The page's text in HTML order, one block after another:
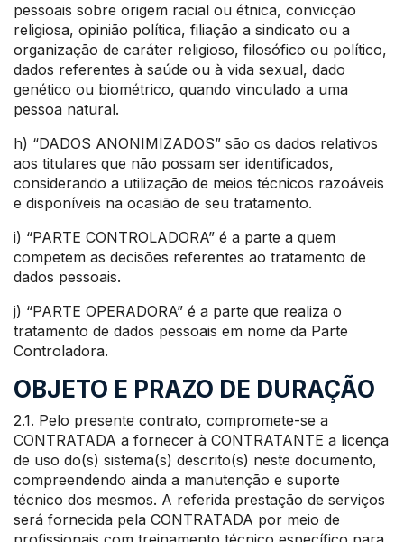
pessoais sobre origem racial ou étnica, convicção
religiosa, opinião política, filiação a sindicato ou a
organização de caráter religioso, filosófico ou político,
dados referentes à saúde ou à vida sexual, dado
genético ou biométrico, quando vinculado a uma
pessoa natural.
h) “DADOS ANONIMIZADOS” são os dados relativos
aos titulares que não possam ser identificados,
considerando a utilização de meios técnicos razoáveis
e disponíveis na ocasião de seu tratamento.
i) “PARTE CONTROLADORA” é a parte a quem
competem as decisões referentes ao tratamento de
dados pessoais.
j) “PARTE OPERADORA” é a parte que realiza o
tratamento de dados pessoais em nome da Parte
Controladora.
OBJETO E PRAZO DE DURAÇÃO
2.1. Pelo presente contrato, compromete-se a
CONTRATADA a fornecer à CONTRATANTE a licença
de uso do(s) sistema(s) descrito(s) neste documento,
compreendendo ainda a manutenção e suporte
técnico dos mesmos. A referida prestação de serviços
será fornecida pela CONTRATADA por meio de